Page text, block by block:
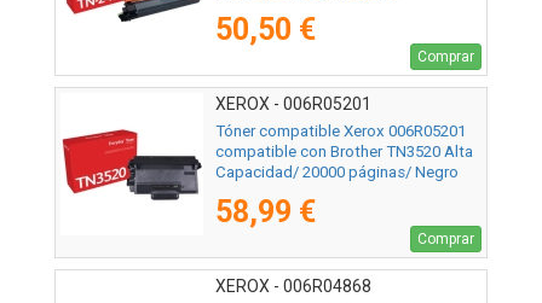
50,50 €
Comprar
XEROX - 006R05201
Tóner compatible Xerox 006R05201
compatible con Brother TN3520 Alta
Capacidad/ 20000 páginas/ Negro
58,99 €
Comprar
XEROX - 006R04868